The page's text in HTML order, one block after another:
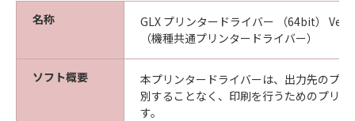
YOU HEREBY RELEASE CANON, CANON'S
SUBSIDIARIES AND AFFILIATES, THEIR
DISTRIBUTORS, DEALERS AND CANON'S
LICENSORS FROM ANY AND ALL LIABILITY
ARISING FROM OR RELATED TO ALL CLAIMS
CONCERNING THE SOFTWARE OR ITS USE.
名称
GLX プリンタードライバー （64bit）
（機種共通プリンタードライバー）
ソフト概要
本プリンタードライバーは、出力先のプ
別することなく、印刷を行うためのプリ
す。